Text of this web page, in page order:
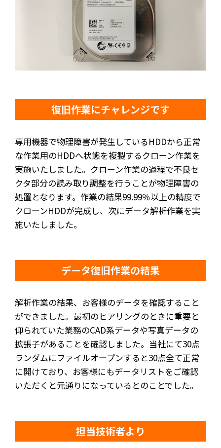
復旧作業にチャレンジです
専用機器で物理障害が発生しているHDDから正常
な作業用のHDDへ状態を複製するクローン作業を
実施いたしました。クローン作業の過程で不良セ
クタ部分の読み取り調整を行うことが物理障害の
処置となります。作業の結果99.99％以上の精度で
クローンHDDが完成し、次にデータ解析作業を実
施いたしました。
データ復旧作業の結果
解析作業の結果、お客様のデータを確認すること
ができました。最初のヒアリングのときに重要と
仰られていた業務のCAD系データや写真データの
拡張子があることを確認しました。当社にて30点
ランダムにファイルオープンすると30点全て正常
に開けており、お客様にもデータリストをご確認
いただくと元通りになっているとのことでした。
担当技術者より